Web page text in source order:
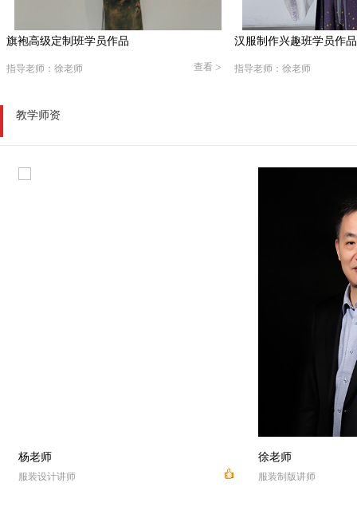
旗袍高级定制班学员作品
查看 >
指导老师：徐老师
汉服制作兴趣班学员作品
指导老师：徐老师
教学师资
杨老师
服装设计讲师
徐老师
服装制版讲师